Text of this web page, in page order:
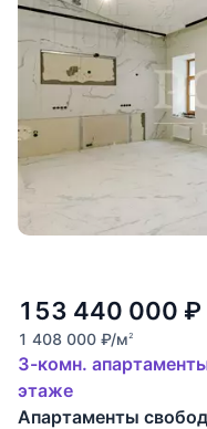
153 440 000 ₽
1 408 000 ₽/м2
3-комн.
этаже
Апартаменты